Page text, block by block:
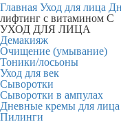
Главная Уход для лица
лифтинг с витамином C
УХОД ДЛЯ ЛИЦА
Демакияж
Очищение (умывание)
Тоники/лосьоны
Уход для век
Сыворотки
Сыворотки в ампулах
Дневные кремы для лица
Пилинги